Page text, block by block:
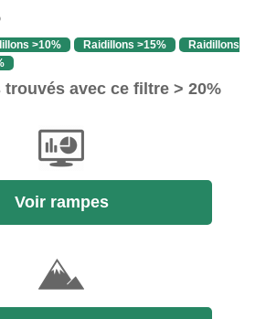
>10% Raidillons >15%
Raidillons
avec ce filtre > 20%
Voir rampes